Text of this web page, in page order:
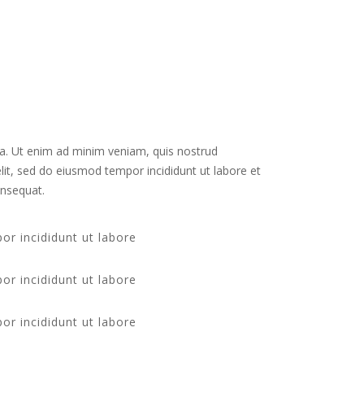
Ut enim ad minim veniam, quis nostrud
sed do eiusmod tempor incididunt ut labore et
incididunt ut labore
incididunt ut labore
incididunt ut labore